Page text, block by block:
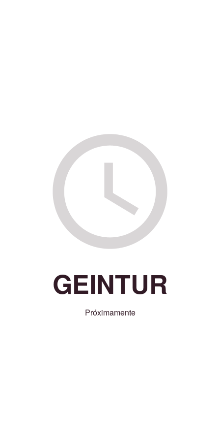
GEINTUR
Próximamente